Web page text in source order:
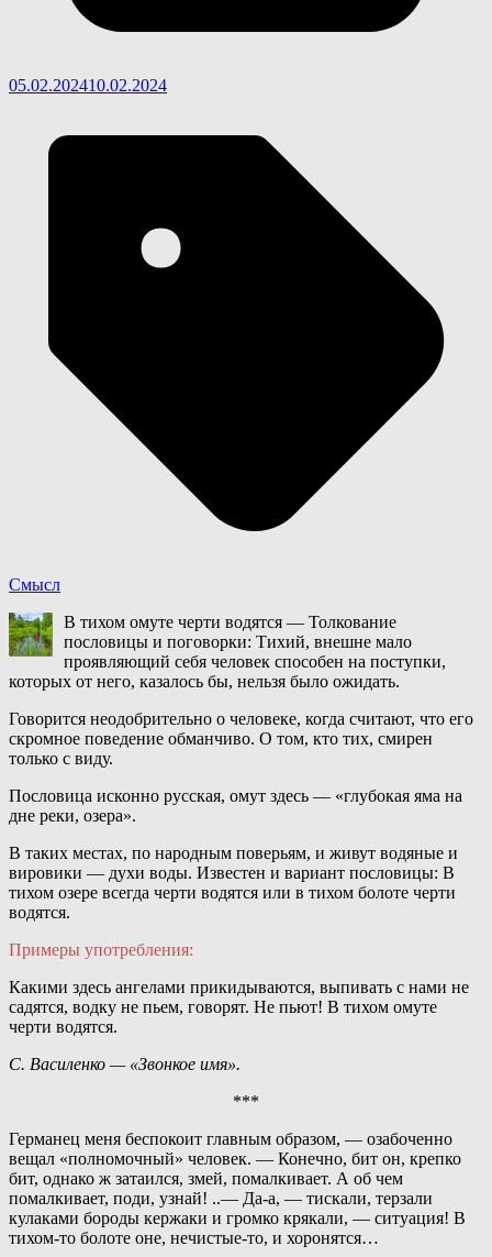
05.02.202410.02.2024
Смысл
В тихом омуте черти водятся — Толкование
пословицы и поговорки: Тихий, внешне мало
проявляющий себя человек способен на поступки,
которых от него, казалось бы, нельзя было ожидать.
Говорится неодобрительно о человеке, когда считают, что его
скромное поведение обманчиво. О том, кто тих, смирен
только с виду.
Пословица исконно русская, омут здесь — «глубокая яма на
дне реки, озера».
В таких местах, по народным поверьям, и живут водяные и
вировики — духи воды. Известен и вариант пословицы: В
тихом озере всегда черти водятся или в тихом болоте черти
водятся.
Примеры употребления:
Какими здесь ангелами прикидываются, выпивать с нами не
садятся, водку не пьем, говорят. Не пьют! В тихом омуте
черти водятся.
С. Василенко — «Звонкое имя».
***
Германец меня беспокоит главным образом, — озабоченно
вещал «полномочный» человек. — Конечно, бит он, крепко
бит, однако ж затаился, змей, помалкивает. А об чем
помалкивает, поди, узнай! ..— Да-а, — тискали, терзали
кулаками бороды кержаки и громко крякали, — ситуация! В
тихом-то болоте оне, нечистые-то, и хоронятся…